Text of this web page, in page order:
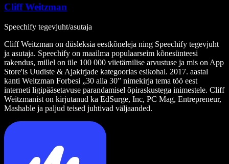
Cliff Weitzman
Speechify tegevjuht/asutaja
Cliff Weitzman on düsleksia eestkõneleja ning Speechify tegevjuht
ja asutaja. Speechify on maailma populaarseim kõnesünteesi
rakendus, millel on üle 100 000 viietärnilise arvustuse ja mis on App
Store'is Uudiste & Ajakirjade kategoorias esikohal. 2017. aastal
kanti Weitzman Forbesi „30 alla 30” nimekirja tema töö eest
interneti ligipääsetavuse parandamisel õpiraskustega inimestele. Cliff
Weitzmanist on kirjutanud ka EdSurge, Inc, PC Mag, Entrepreneur,
Mashable ja paljud teised juhtivad väljaanded.